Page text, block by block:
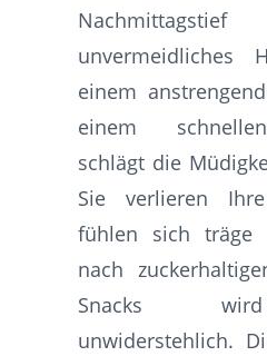
unvermeidliches
einem
einem
schlägt die
Sie verlieren
fühlen sich träge
nach
Snacks
unwiderstehlich.